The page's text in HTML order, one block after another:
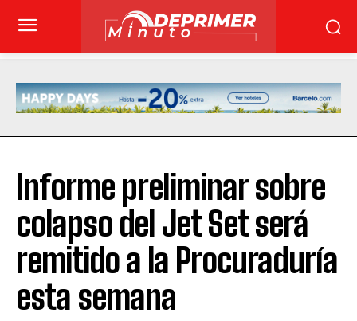
Informe preliminar sobre
colapso del Jet Set será
remitido a la Procuraduría
esta semana